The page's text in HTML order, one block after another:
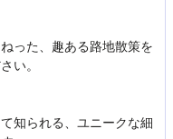
った、趣ある路地散策を
い。
知られる、ユニークな細